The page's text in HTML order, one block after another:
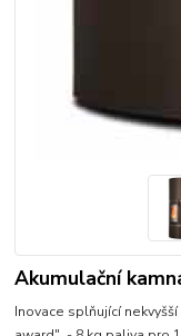
Akumulační
Inovace splňující